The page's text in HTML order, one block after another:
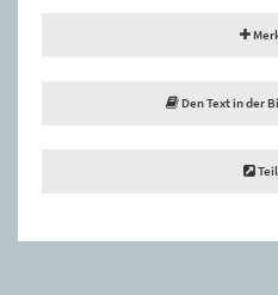
Den Text in der